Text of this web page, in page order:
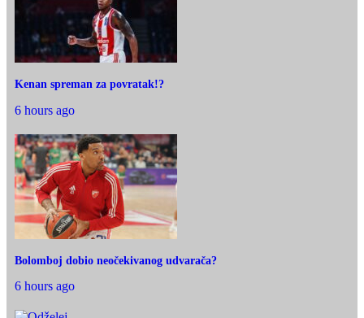
Kenan spreman za povratak!?
6 hours ago
Bolomboj dobio neočekivanog udvarača?
6 hours ago